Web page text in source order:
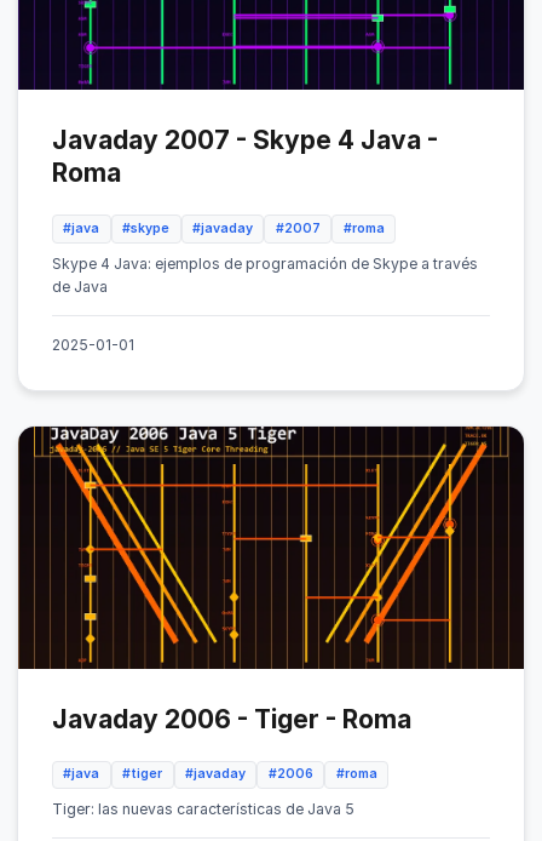
Javaday 2007 - Skype 4 Java -
Roma
#java #skype #javaday #2007 #roma
Skype 4 Java: ejemplos de programación de Skype a través
de Java
2025-01-01
Javaday 2006 - Tiger - Roma
#java #tiger #javaday #2006 #roma
Tiger: las nuevas características de Java 5